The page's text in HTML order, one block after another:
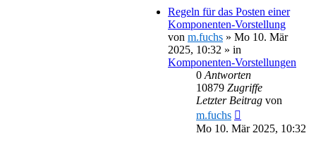
Regeln für das Posten einer
Komponenten-Vorstellung
von m.fuchs » Mo 10. Mär
2025, 10:32 » in
Komponenten-Vorstellungen
0 Antworten
10879 Zugriffe
Letzter Beitrag von
m.fuchs
Mo 10. Mär 2025, 10:32